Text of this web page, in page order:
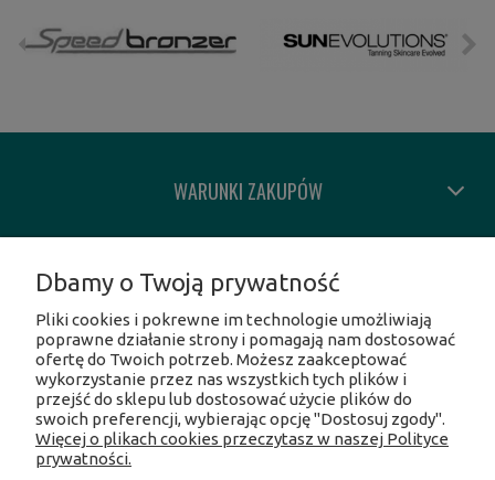
WARUNKI ZAKUPÓW
INFORMACJE O SKLEPIE
SOCIAL MEDIA
Facebook
Dbamy o Twoją prywatność
Pliki cookies i pokrewne im technologie umożliwiają
poprawne działanie strony i pomagają nam dostosować
ofertę do Twoich potrzeb. Możesz zaakceptować
wykorzystanie przez nas wszystkich tych plików i
przejść do sklepu lub dostosować użycie plików do
swoich preferencji, wybierając opcję "Dostosuj zgody".
Więcej o plikach cookies przeczytasz w naszej Polityce
prywatności.